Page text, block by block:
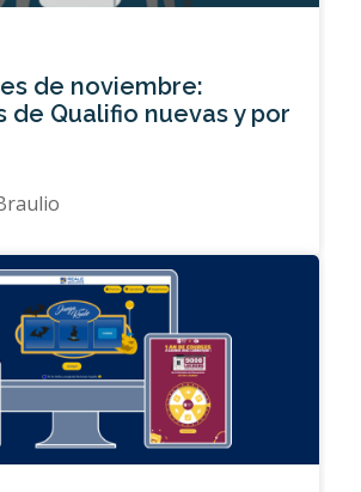
de noviembre:
de Qualifio nuevas y por